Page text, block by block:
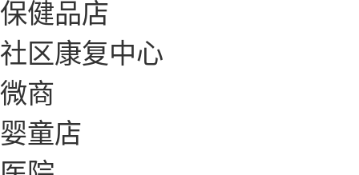
保健品店
社区康复中心
微商
婴童店